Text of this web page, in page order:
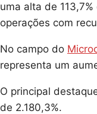
uma alta de
operações com
No campo do
representa um
O principal
de 2.180,3%.